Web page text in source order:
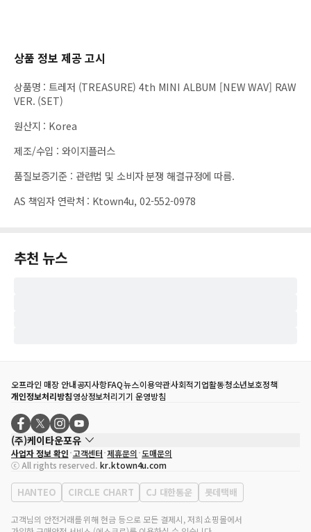
상품 정보 제공 고시
상품명 : 트레저 (TREASURE) 4th MINI ALBUM [NEW WAV] RAW
VER. (SET)
원산지 : Korea
제조/수입 : 와이지플러스
품질보증기준 : 관련법 및 소비자 분쟁 해결규정에 따름.
AS 책임자 연락처 : Ktown4u, 02-552-0978
추천 뉴스
오프라인 매장 안내공지사항FAQ뉴스이용약관사회적기업활동청소년보호정책
개인정보처리방침영상정보처리기기 운영방침
(주)케이타운포유
대표자
송효민
사업자등록번호
120-87-71116
통신판매업 신고번호 제2011-서울강남-02223
대표전화
02-552-9855
사업자 정보 확인 고객센터 제휴문의 도매문의
ⓒ All rights reserved. kr.ktown4u.com
HANTEO CIRCLE CHART CJ 대한통운 롯데택배
고객님의 안전거래를 위해 현금 등으로 모든 결제시, 저희 쇼핑몰에서